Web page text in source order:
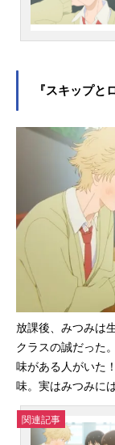
『スキップと
放課後、みつみは
クラスの誠だった
味がある人がいた
味。実はみつみに
関連記事